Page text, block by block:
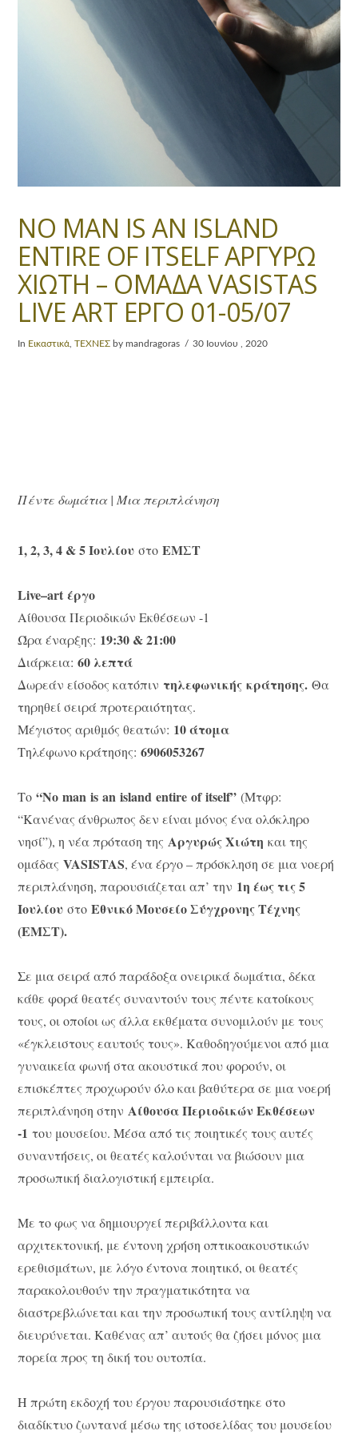
NO MAN IS AN ISLAND
ENTIRE OF ITSELF ΑΡΓΥΡΩ
ΧΙΩΤΗ – ΟΜΑΔΑ VASISTAS
LIVE ART ΕΡΓΟ 01-05/07
In Εικαστικά ,ΤΕΧΝΕΣ by mandragoras 30 Ιουνίου , 2020
Πέντε δωμάτια | Μια περιπλάνηση
1, 2, 3, 4 & 5 ΙουλίουστοΕΜΣΤ
Live–art έργο
Αίθουσα Περιοδικών Εκθέσεων -1
Ώρα έναρξης: 19:30 & 21:00
Διάρκεια: 60 λεπτά
Δωρεάν είσοδος κατόπιν τηλεφωνικής κράτησης.Θα
τηρηθεί σειρά προτεραιότητας.
Μέγιστος αριθμός θεατών: 10 άτομα
Τηλέφωνο κράτησης:6906053267
Το“No man is an island entire of itself” (Μτφρ:
“Κανένας άνθρωπος δεν είναι μόνος ένα ολόκληρο
νησί”), η νέα πρόταση της Αργυρώς Χιώτη και της
ομάδαςVASISTAS, ένα έργο – πρόσκληση σε μια νοερή
περιπλάνηση, παρουσιάζεται απ’ την 1η έως τις 5
ΙουλίουστοΕθνικό Μουσείο Σύγχρονης Τέχνης
(ΕΜΣΤ).
Σε μια σειρά από παράδοξα ονειρικά δωμάτια, δέκα
κάθε φορά θεατές συναντούν τους πέντε κατοίκους
τους, οι οποίοι ως άλλα εκθέματα συνομιλούν με τους
«έγκλειστους εαυτούς τους». Καθοδηγούμενοι από μια
γυναικεία φωνή στα ακουστικά που φορούν, οι
επισκέπτες προχωρούν όλο και βαθύτερα σε μια νοερή
περιπλάνηση στην Αίθουσα Περιοδικών Εκθέσεων
-1 του μουσείου. Μέσα από τις ποιητικές τους αυτές
συναντήσεις, οι θεατές καλούνται να βιώσουν μια
προσωπική διαλογιστική εμπειρία.
Με το φως να δημιουργεί περιβάλλοντα και
αρχιτεκτονική, με έντονη χρήση οπτικοακουστικών
ερεθισμάτων, με λόγο έντονα ποιητικό, οι θεατές
παρακολουθούν την πραγματικότητα να
διαστρεβλώνεται και την προσωπική τους αντίληψη να
διευρύνεται. Καθένας απ’ αυτούς θα ζήσει μόνος μια
πορεία προς τη δική του ουτοπία.
Η πρώτη εκδοχή του έργου παρουσιάστηκε στο
διαδίκτυο ζωντανά μέσω της ιστοσελίδας του μουσείου